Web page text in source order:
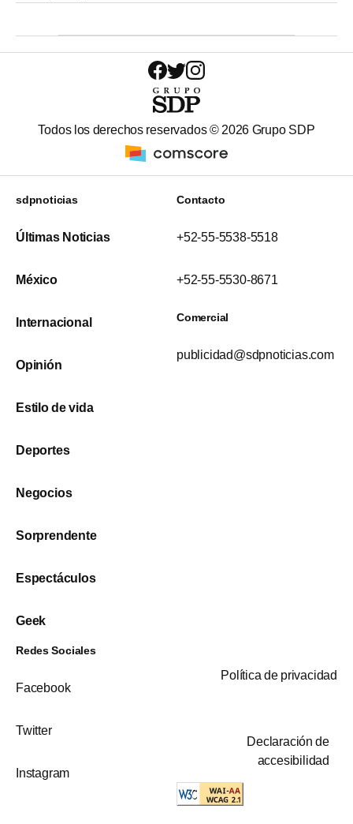
Todos los derechos reservados ©2026 Grupo SDP
sdpnoticias
Últimas Noticias
México
Internacional
Opinión
Estilo de vida
Deportes
Negocios
Sorprendente
Espectáculos
Geek
Contacto
+52-55-5538-5518
+52-55-5530-8671
Comercial
publicidad@sdpnoticias.com
Redes Sociales
Facebook
Twitter
Instagram
Política de privacidad
Declaración de
accesibilidad